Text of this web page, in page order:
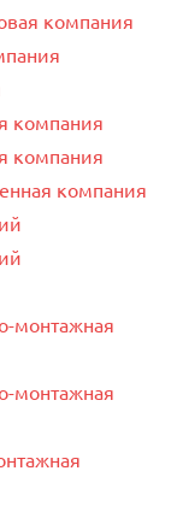
компания
компания
компания
компания
монтажная
монтажная